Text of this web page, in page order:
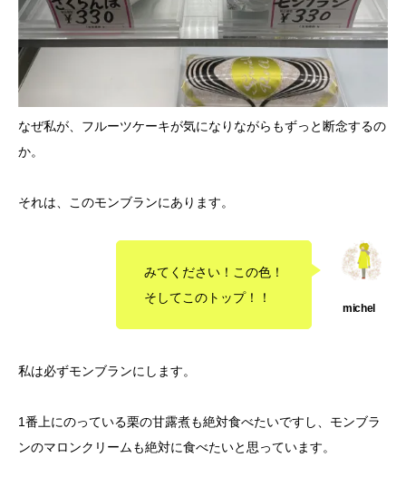
なぜ私が、フルーツケーキが気になりながらもずっと断念するの
か。
それは、このモンブランにあります。
みてください！この色！
そしてこのトップ！！
私は必ずモンブランにします。
1番上にのっている栗の甘露煮も絶対食べたいですし、モンブラ
ンのマロンクリームも絶対に食べたいと思っています。